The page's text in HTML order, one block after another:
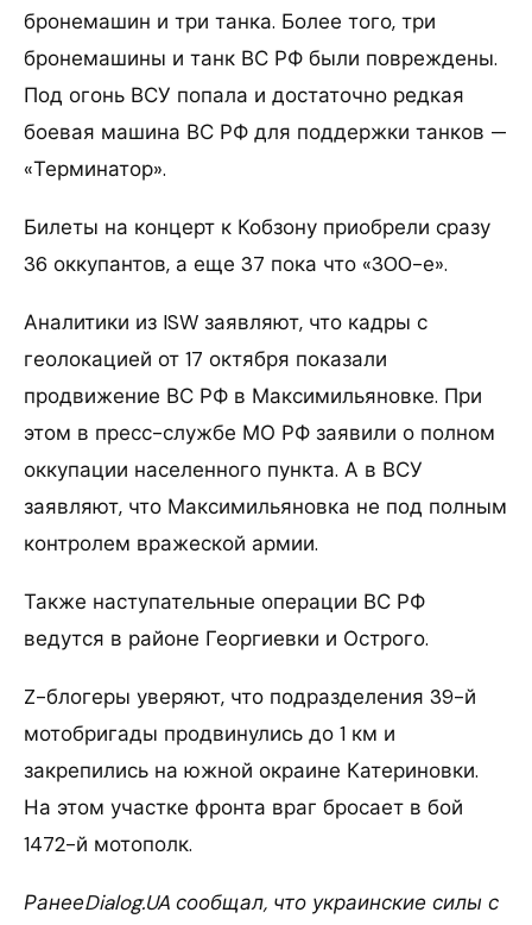
бронемашин и три танка. Более того, три
бронемашины и танк ВС РФ были повреждены.
Под огонь ВСУ попала и достаточно редкая
боевая машина ВС РФ для поддержки танков —
«Терминатор».
Билеты на концерт к Кобзону приобрели сразу
36 оккупантов, а еще 37 пока что «300-е».
Аналитики из ISW заявляют, что кадры с
геолокацией от 17 октября показали
продвижение ВС РФ в Максимильяновке. При
этом в пресс-службе МО РФ заявили о полном
оккупации населенного пункта. А в ВСУ
заявляют, что Максимильяновка не под полным
контролем вражеской армии.
Также наступательные операции ВС РФ
ведутся в районе Георгиевки и Острого.
Z-блогеры уверяют, что подразделения 39-й
мотобригады продвинулись до 1 км и
закрепились на южной окраине Катериновки.
На этом участке фронта враг бросает в бой
1472-й мотополк.
РанееDialog.UA сообщал, что украинские силы с